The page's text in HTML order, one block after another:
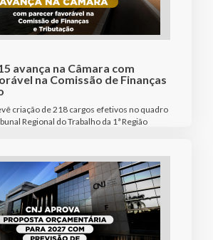
avança na Câmara com
na Comissão de Finanças
criação de 218 cargos efetivos no quadro
Regional do Trabalho da 1ª Região